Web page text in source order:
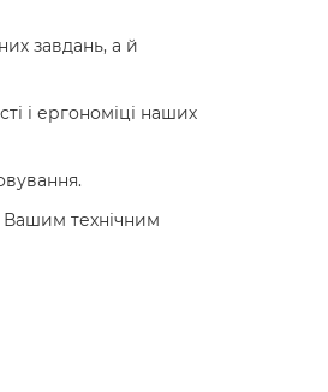
завдань, а й
і ергономіці наших
Вашим технічним